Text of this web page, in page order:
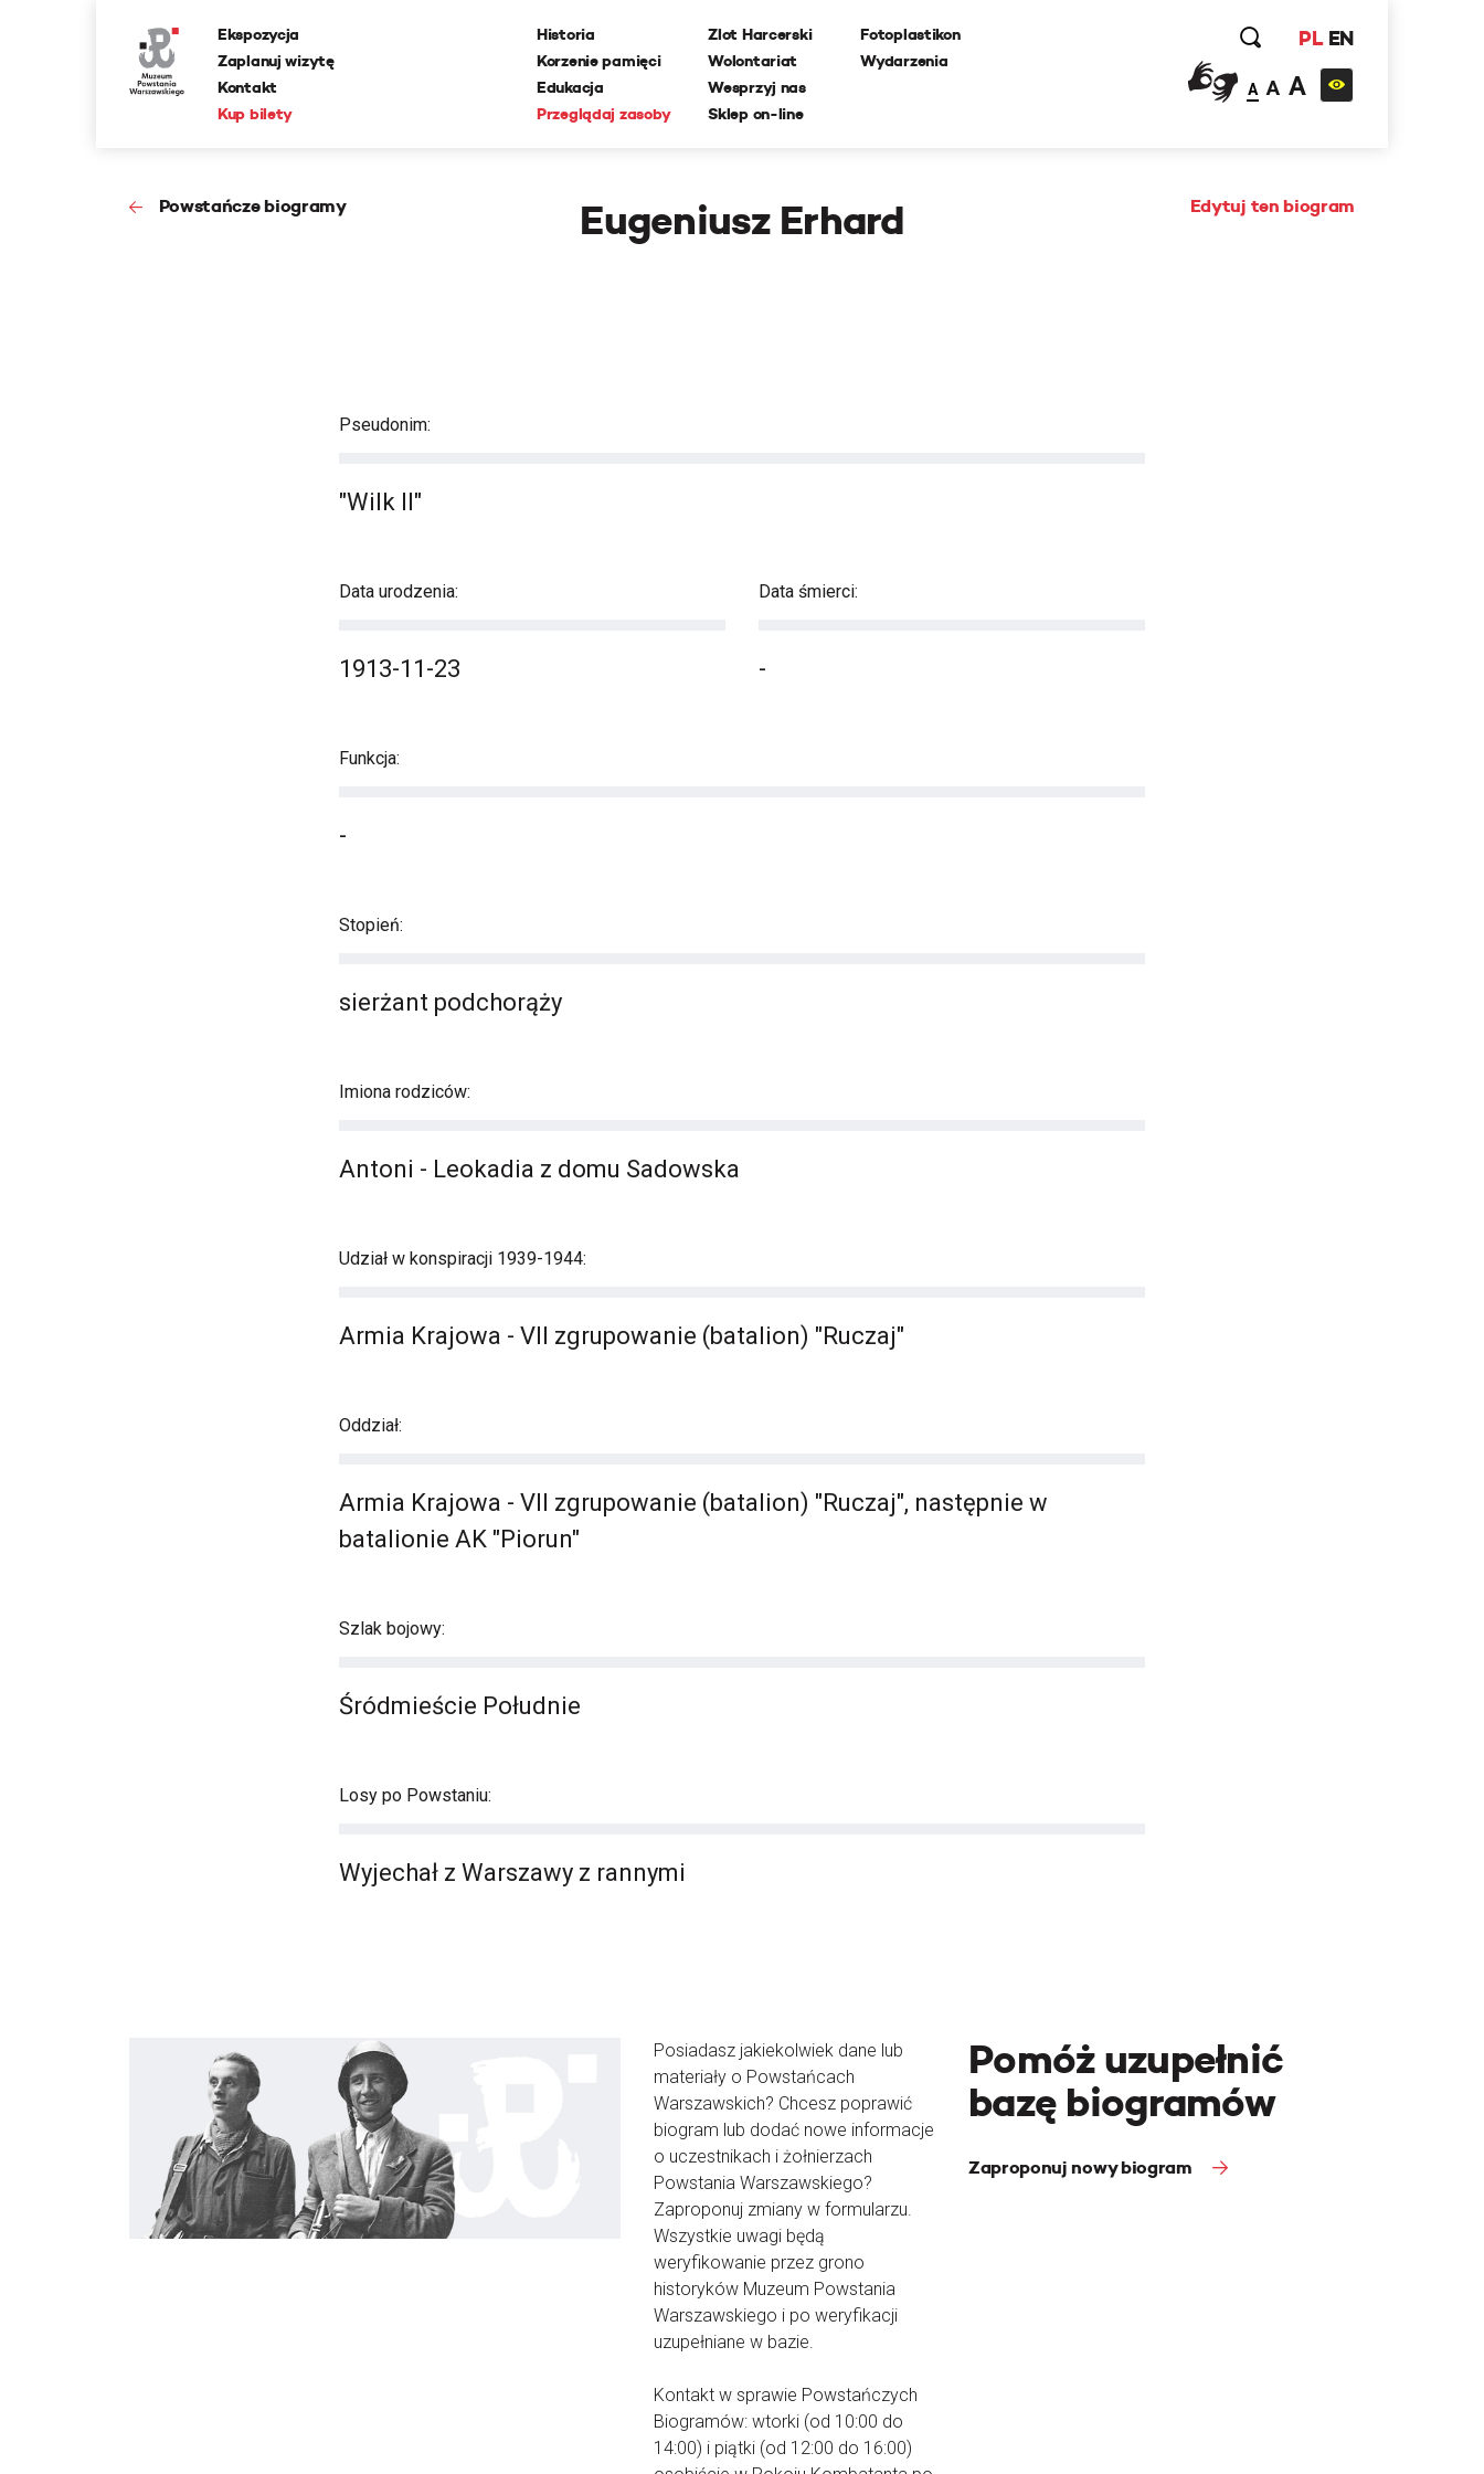
Ekspozycja
Zaplanuj wizytę
Kontakt
Kup bilety
Historia
Korzenie pamięci
Edukacja
Przeglądaj zasoby
Zlot Harcerski
Wolontariat
Wesprzyj nas
Sklep on-line
Fotoplastikon
Wydarzenia
PL EN
A A A
Powstańcze biogramy Edytuj ten biogram
Eugeniusz Erhard
Pseudonim:
"Wilk II"
Data urodzenia:
1913-11-23
Data śmierci:
-
Funkcja:
-
Stopień:
sierżant podchorąży
Imiona rodziców:
Antoni - Leokadia z domu Sadowska
Udział w konspiracji 1939-1944:
Armia Krajowa - VII zgrupowanie (batalion) "Ruczaj"
Oddział:
Armia Krajowa - VII zgrupowanie (batalion) "Ruczaj", następnie w
batalionie AK "Piorun"
Szlak bojowy:
Śródmieście Południe
Losy po Powstaniu:
Wyjechał z Warszawy z rannymi
Posiadasz jakiekolwiek dane lub
materiały o Powstańcach
Warszawskich? Chcesz poprawić
biogram lub dodać nowe informacje
o uczestnikach i żołnierzach
Powstania Warszawskiego?
Zaproponuj zmiany w formularzu.
Wszystkie uwagi będą
weryfikowanie przez grono
historyków Muzeum Powstania
Warszawskiego i po weryfikacji
uzupełniane w bazie.
Kontakt w sprawie Powstańczych
Biogramów: wtorki (od 10:00 do
14:00) i piątki (od 12:00 do 16:00)
Pomóż uzupełnić
bazę biogramów
Zaproponuj nowy biogram